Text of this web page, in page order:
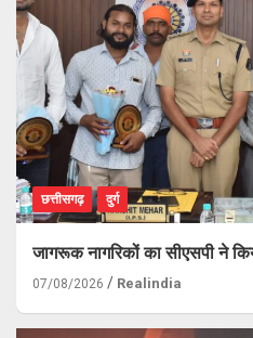
छत्तीसगढ़ दुर्ग
जागरूक नागरिकों का सीएसपी ने
07/08/2026 Realindia